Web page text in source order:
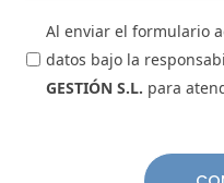
Al enviar el formulario
datos bajo la
GESTIÓN S.L. para